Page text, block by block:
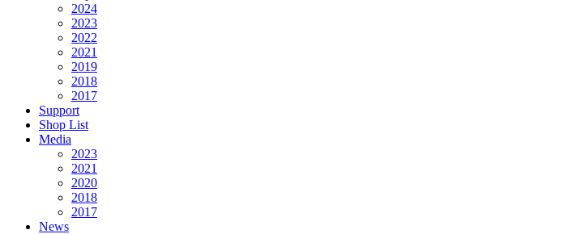
2024
2023
2022
2021
2019
2018
2017
Support
Shop List
Media
2023
2021
2020
2018
2017
News